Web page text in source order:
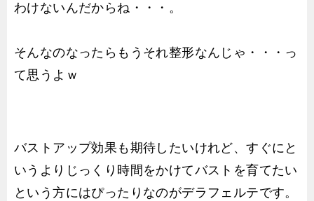
わけないんだからね・・・。
そんなのなったらもうそれ整形なんじゃ・・・っ
て思うよｗ
バストアップ効果も期待したいけれど、すぐにと
いうよりじっくり時間をかけてバストを育てたい
という方にはぴったりなのがデラフェルテです。